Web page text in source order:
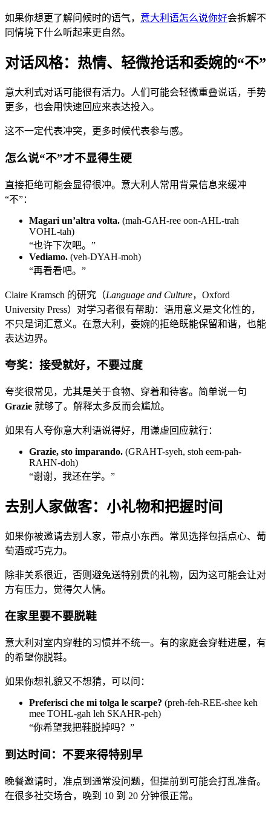
如果你想更了解问候时的语气， 意大利语怎么说你好会拆解不
同情境下什么听起来更自然。
对话风格：热情、轻微抢话和委婉的“不”
意大利式对话可能很有活力。人们可能会轻微重叠说话，手势
更多，也会用快速回应来表达投入。
这不一定代表冲突，更多时候代表参与感。
怎么说“不”才不显得生硬
直接拒绝可能会显得很冲。意大利人常用背景信息来缓冲
“不”：
Magari un’altra volta. (mah-GAH-ree oon-AHL-trah
VOHL-tah)
“也许下次吧。”
Vediamo. (veh-DYAH-moh)
“再看看吧。”
Claire Kramsch 的研究（Language and Culture，Oxford
University Press）对学习者很有帮助：语用意义是文化性的，
不只是词汇意义。在意大利，委婉的拒绝既能保留和谐，也能
表达边界。
夸奖：接受就好，不要过度
夸奖很常见，尤其是关于食物、穿着和待客。简单说一句
Grazie 就够了。解释太多反而会尴尬。
如果有人夸你意大利语说得好，用谦虚回应就行：
Grazie, sto imparando. (GRAHT-syeh, stoh eem-pah-
RAHN-doh)
“谢谢，我还在学。”
去别人家做客：小礼物和把握时间
如果你被邀请去别人家，带点小东西。常见选择包括点心、葡
萄酒或巧克力。
除非关系很近，否则避免送特别贵的礼物，因为这可能会让对
方有压力，觉得欠人情。
在家里要不要脱鞋
意大利对室内穿鞋的习惯并不统一。有的家庭会穿鞋进屋，有
的希望你脱鞋。
如果你想礼貌又不想猜，可以问：
Preferisci che mi tolga le scarpe? (preh-feh-REE-shee keh
mee TOHL-gah leh SKAHR-peh)
“你希望我把鞋脱掉吗？”
到达时间：不要来得特别早
晚餐邀请时，准点到通常没问题，但提前到可能会打乱准备。
在很多社交场合，晚到 10 到 20 分钟很正常。